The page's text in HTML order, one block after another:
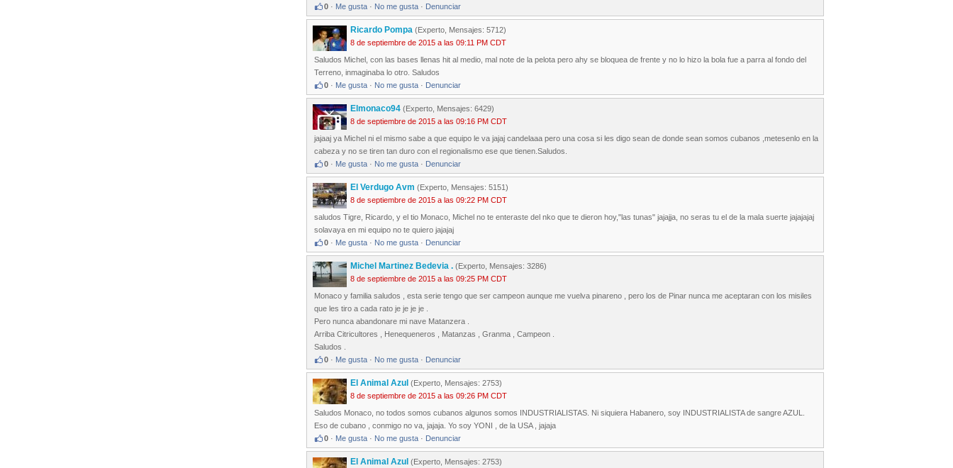
0 · Me gusta · No me gusta · Denunciar
Ricardo Pompa (Experto, Mensajes: 5712)
8 de septiembre de 2015 a las 09:11 PM CDT
Saludos Michel, con las bases llenas hit al medio, mal note de la pelota pero ahy se bloquea de frente y no lo hizo la bola fue a parra al fondo del
Terreno, inmaginaba lo otro. Saludos
0 · Me gusta · No me gusta · Denunciar
Elmonaco94 (Experto, Mensajes: 6429)
8 de septiembre de 2015 a las 09:16 PM CDT
jajaaj ya Michel ni el mismo sabe a que equipo le va jajaj candelaaa pero una cosa si les digo sean de donde sean somos cubanos ,metesenlo en la
cabeza y no se tiren tan duro con el regionalismo ese que tienen.Saludos.
0 · Me gusta · No me gusta · Denunciar
El Verdugo Avm (Experto, Mensajes: 5151)
8 de septiembre de 2015 a las 09:22 PM CDT
saludos Tigre, Ricardo, y el tio Monaco, Michel no te enteraste del nko que te dieron hoy,"las tunas" jajajja, no seras tu el de la mala suerte jajajajaj
solavaya en mi equipo no te quiero jajajaj
0 · Me gusta · No me gusta · Denunciar
Michel Martinez Bedevia . (Experto, Mensajes: 3286)
8 de septiembre de 2015 a las 09:25 PM CDT
Monaco y familia saludos , esta serie tengo que ser campeon aunque me vuelva pinareno , pero los de Pinar nunca me aceptaran con los misiles
que les tiro a cada rato je je je je .
Pero nunca abandonare mi nave Matanzera .
Arriba Citricultores , Henequeneros , Matanzas , Granma , Campeon .
Saludos .
0 · Me gusta · No me gusta · Denunciar
El Animal Azul (Experto, Mensajes: 2753)
8 de septiembre de 2015 a las 09:26 PM CDT
Saludos Monaco, no todos somos cubanos algunos somos INDUSTRIALISTAS. Ni siquiera Habanero, soy INDUSTRIALISTA de sangre AZUL.
Eso de cubano , conmigo no va, jajaja. Yo soy YONI , de la USA , jajaja
0 · Me gusta · No me gusta · Denunciar
El Animal Azul (Experto, Mensajes: 2753)